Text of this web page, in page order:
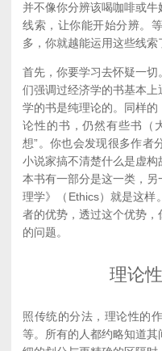
并不像你分辨该喝咖啡或
线索，让你能开始分辨。
多，你就越能运用这些线索
首先，你要学习去怀疑一
们强调过经济学的书基本
学的书是纯理论的。同样
论性的书，仍然有些书（
想”。你也会发现很多作者
小说家搞不清楚什么是虚
本书有一部分是这一类，
理学》（Ethics）就是这样
者的优势，透过这个优势
的问题。
理论
照传统的分法，理论性的
等。所有的人都约略知道